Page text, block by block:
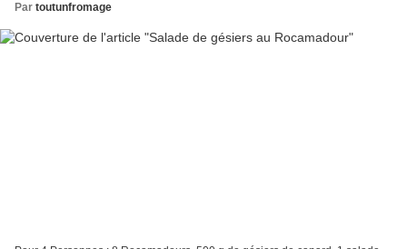
Par toutunfromage